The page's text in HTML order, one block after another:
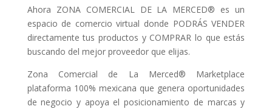
Ahora ZONA COMERCIAL DE LA MERCED® es un
espacio de comercio virtual donde PODRÁS VENDER
directamente tus productos y COMPRAR lo que estás
buscando del mejor proveedor que elijas.
Zona Comercial de La Merced® Marketplace
plataforma 100% mexicana que genera oportunidades
de negocio y apoya el posicionamiento de marcas y